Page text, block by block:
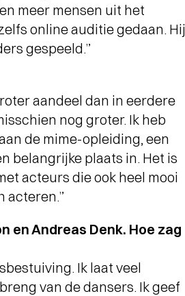
meer mensen uit het
online auditie gedaan. Hij
gespeeld.”
aandeel dan in eerdere
nog groter. Ik heb
de mime-opleiding, een
belangrijke plaats in. Het is
acteurs die ook heel mooi
acteren.”
en Andreas Denk. Hoe zag
Ik laat veel
van de dansers. Ik geef